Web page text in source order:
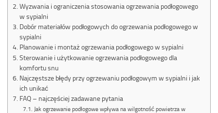
Wyzwania i ograniczenia stosowania ogrzewania podłogowego
w sypialni
Dobór materiałów podłogowych do ogrzewania podłogowego w
sypialni
Planowanie i montaż ogrzewania podłogowego w sypialni
Sterowanie i użytkowanie ogrzewania podłogowego dla
komfortu snu
Najczęstsze błędy przy ogrzewaniu podłogowym w sypialni i jak
ich unikać
FAQ – najczęściej zadawane pytania
Jak ogrzewanie podłogowe wpływa na wilgotność powietrza w